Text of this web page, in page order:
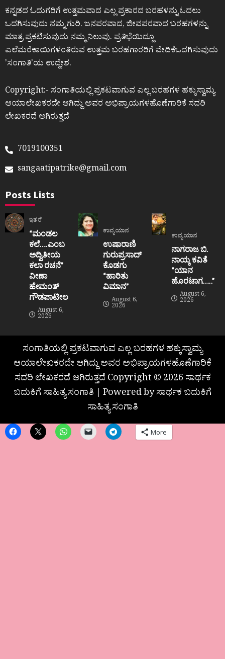
ಕನ್ನಡದ ಓದುಗರಿಗೆ ಉತ್ತಮವಾದ ಎಲ್ಲ ಪ್ರಕಾರದ ಬರಹಳನ್ನು ಓದಲು
ಒದಗಿಸುವುದು ನಮ್ಮ ಗುರಿ. ಜನಪರವಾದ, ಜೀವಪರವಾದ ಬರಹಗಳನ್ನು
ಮಾತ್ರ ಪ್ರಕಟಿಸುವುದು ನಮ್ಮ ನಿಲುವು. ಪ್ರತಿಭೆಯಿದ್ದೂ
ಎಲೆಮರೆಕಾಯಿಗಳಂತಿರುವ ಉತ್ತಮ ಬರಹಗಾರರಿಗೆ ವೇದಿಕೆಒದಗಿಸುವುದು
ʼಸಂಗಾತಿʼಯ ಉದ್ದೇಶ.
Copyright:- ಸಂಗಾತಿಯಲ್ಲಿ ಪ್ರಕಟವಾಗುವ ಎಲ್ಲ ಬರಹಗಳ ಹಕ್ಕುಸ್ವಾಮ್ಯ
ಆಯಾಲೇಖಕರದೇ ಆಗಿದ್ದು ಅವರ ಅಭಿಪ್ರಾಯಗಳಹೊಣೆಗಾರಿಕೆ ಸದರಿ
ಲೇಖಕರದೆ ಆಗಿರುತ್ತದೆ
7019100351
sangaatipatrike@gmail.com
Posts Lists
ಇತರೆ
“ಮಂಡಲ
ಕಲೆ….ಎಂಬ
ಅದ್ವಿತೀಯ
ಕಲಾ ರಚನೆ”‌
ವೀಣಾ
ಹೇಮಂತ್‌
ಗೌಡಪಾಟೀಲ
August 6,
2026
ಕಾವ್ಯಯಾನ
ಉಷಾರಾಣಿ
ಗುರುಪ್ರಸಾದ್
ಕೊಡಗು
“ಹಾರಿತು
ವಿಮಾನ”
August 6,
2026
ಕಾವ್ಯಯಾನ
ನಾಗರಾಜ ಬಿ.
ನಾಯ್ಕ ಕವಿತೆ
“ಯಾನ
ಹೊರಟಾಗ…..”
August 6,
2026
ಸಂಗಾತಿಯಲ್ಲಿ ಪ್ರಕಟವಾಗುವ ಎಲ್ಲ ಬರಹಗಳ ಹಕ್ಕುಸ್ವಾಮ್ಯ
ಆಯಾಲೇಖಕರದೇ ಆಗಿದ್ದು ಅವರ ಅಭಿಪ್ರಾಯಗಳಹೊಣೆಗಾರಿಕೆ
ಸದರಿ ಲೇಖಕರದೆ ಆಗಿರುತ್ತದೆ Copyright © 2026 ಸಾರ್ಥಕ
ಬದುಕಿಗೆ ಸಾಹಿತ್ಯ ಸಂಗಾತಿ | Powered by ಸಾರ್ಥಕ ಬದುಕಿಗೆ
ಸಾಹಿತ್ಯ ಸಂಗಾತಿ
More